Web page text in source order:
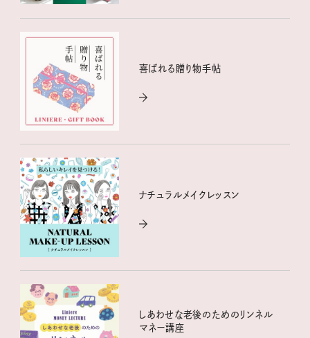
喜ばれる贈り物手帖
ナチュラルメイクレッスン
しあわせな老後のためのリンネル
マネー講座